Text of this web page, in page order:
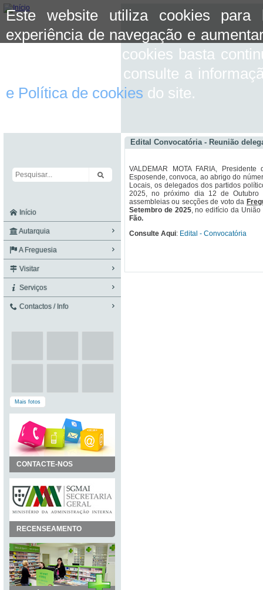
Este website utiliza cookies para
experiência de navegação e
aceitar o uso de cookies basta
mais informação consulte a
e Política de cookies do site.
Início
Autarquia
A Freguesia
Visitar
Serviços
Contactos / Info
Mais fotos
CONTACTE-NOS
RECENSEAMENTO
Edital Convocatória - Reunião
VALDEMAR MOTA FARIA,
Esposende, convoca, ao abrigo do
Locais, os delegados dos partidos
2025, no próximo dia 12 de
assembleias ou secções de voto da
Setembro de 2025, no edifício da
Fão.
Consulte Aqui: Edital - Convocatória